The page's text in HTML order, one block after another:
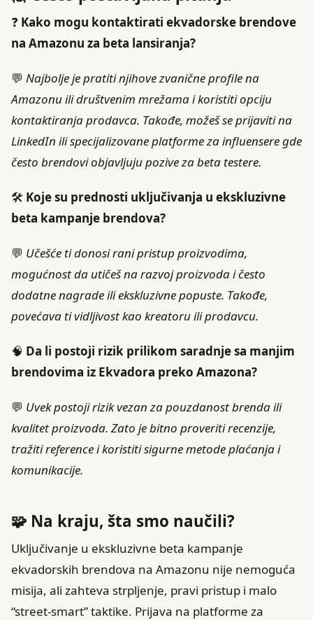
❓ Kako mogu kontaktirati ekvadorske brendove
na Amazonu za beta lansiranja?
💬 Najbolje je pratiti njihove zvanične profile na
Amazonu ili društvenim mrežama i koristiti opciju
kontaktiranja prodavca. Takođe, možeš se prijaviti na
LinkedIn ili specijalizovane platforme za influensere gde
često brendovi objavljuju pozive za beta testere.
🛠️ Koje su prednosti uključivanja u ekskluzivne
beta kampanje brendova?
💬 Učešće ti donosi rani pristup proizvodima,
mogućnost da utičeš na razvoj proizvoda i često
dodatne nagrade ili ekskluzivne popuste. Takođe,
povećava ti vidljivost kao kreatoru ili prodavcu.
🧠 Da li postoji rizik prilikom saradnje sa manjim
brendovima iz Ekvadora preko Amazona?
💬 Uvek postoji rizik vezan za pouzdanost brenda ili
kvalitet proizvoda. Zato je bitno proveriti recenzije,
tražiti reference i koristiti sigurne metode plaćanja i
komunikacije.
🧩 Na kraju, šta smo naučili?
Uključivanje u ekskluzivne beta kampanje
ekvadorskih brendova na Amazonu nije nemoguća
misija, ali zahteva strpljenje, pravi pristup i malo
“street-smart” taktike. Prijava na platforme za